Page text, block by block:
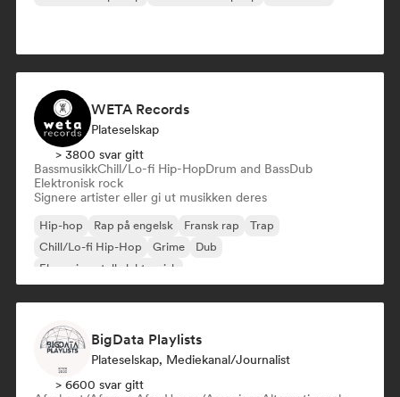
WETA Records
Plateselskap
> 3800 svar gitt
BassmusikkChill/Lo-fi Hip-HopDrum and BassDub
Elektronisk rock
Signere artister eller gi ut musikken deres
Hip-hop Rap på engelsk Fransk rap
Trap
Chill/Lo-fi Hip-Hop
Grime
Dub
Eksperimentell elektronisk
BigData Playlists
Plateselskap, Mediekanal/journalist
> 6600 svar gitt